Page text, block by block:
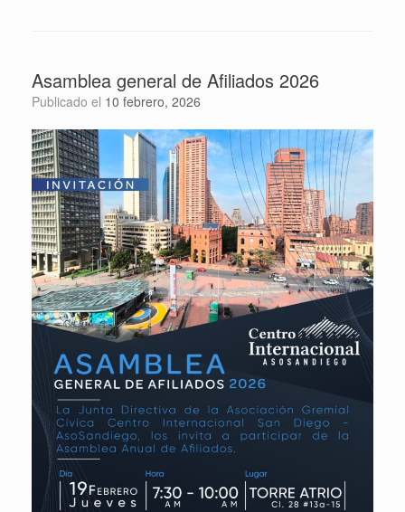
Asamblea general de Afiliados 2026
Publicado el 10 febrero, 2026